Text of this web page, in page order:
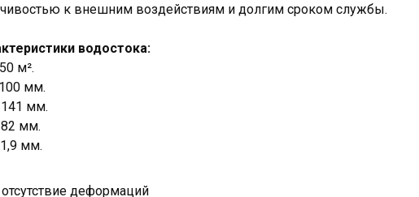
к внешним воздействиям и долгим сроком службы.
водостока:
м².
мм.
мм.
мм.
мм.
отсутствие деформаций